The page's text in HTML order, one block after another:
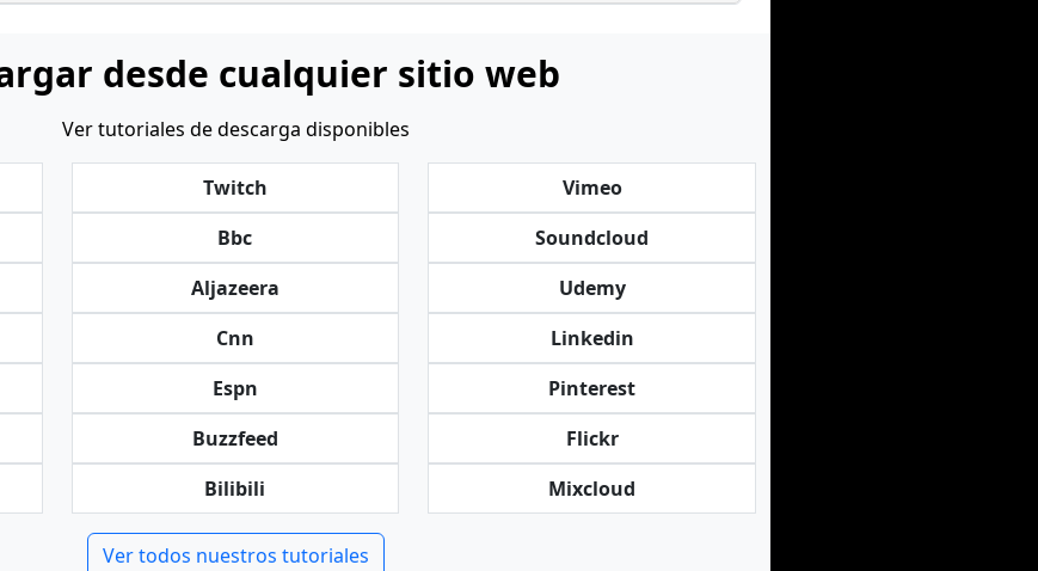
desde cualquier sitio web
Ver tutoriales de descarga disponibles
Twitch
Bbc
Aljazeera
Cnn
Espn
Buzzfeed
Bilibili
Vimeo
Soundcloud
Udemy
Linkedin
Pinterest
Flickr
Mixcloud
Ver todos nuestros tutoriales